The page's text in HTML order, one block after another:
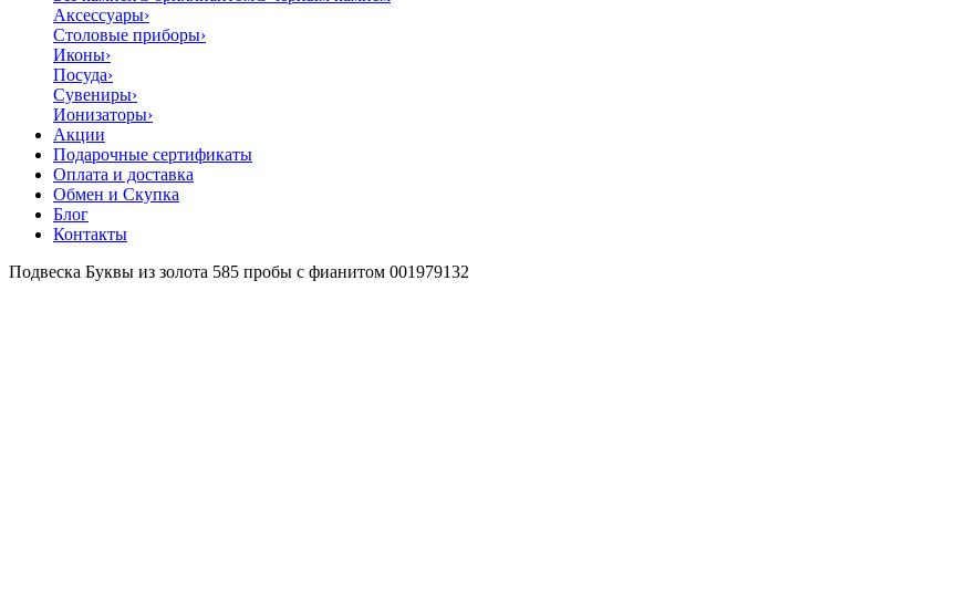
Аксессуары›
Столовые приборы›
Иконы›
Посуда›
Сувениры›
Ионизаторы›
Акции
Подарочные сертификаты
Оплата и доставка
Обмен и Скупка
Блог
Контакты
Подвеска Буквы из золота 585 пробы с фианитом 001979132